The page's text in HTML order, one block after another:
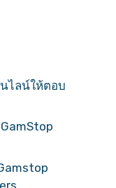
ไลน์ให้ตอบ